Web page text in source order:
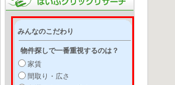
みんなのこだわり
物件探しで一番重視するのは？
家賃
間取り・広さ